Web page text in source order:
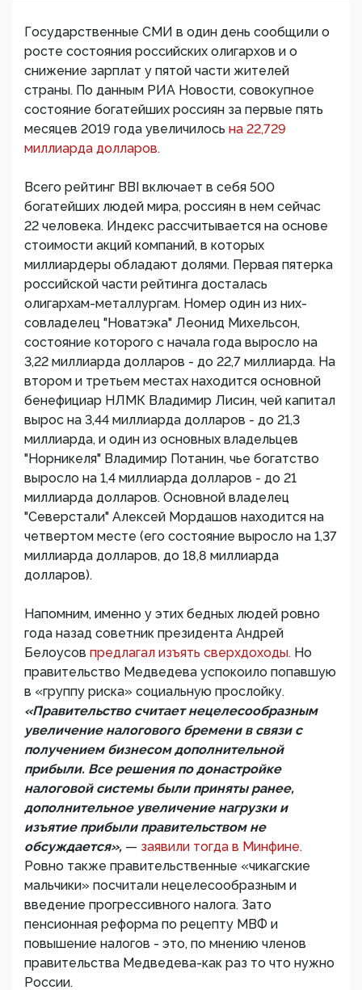
Государственные СМИ в один день сообщили о
росте состояния российских олигархов и о
снижение зарплат у пятой части жителей
страны. По данным РИА Новости, совокупное
состояние богатейших россиян за первые пять
месяцев 2019 года увеличилось на 22,729
миллиарда долларов.
Всего рейтинг BBI включает в себя 500
богатейших людей мира, россиян в нем сейчас
22 человека. Индекс рассчитывается на основе
стоимости акций компаний, в которых
миллиардеры обладают долями. Первая пятерка
российской части рейтинга досталась
олигархам-металлургам. Номер один из них-
совладелец "Новатэка" Леонид Михельсон,
состояние которого с начала года выросло на
3,22 миллиарда долларов - до 22,7 миллиарда. На
втором и третьем местах находится основной
бенефициар НЛМК Владимир Лисин, чей капитал
вырос на 3,44 миллиарда долларов - до 21,3
миллиарда, и один из основных владельцев
"Норникеля" Владимир Потанин, чье богатство
выросло на 1,4 миллиарда долларов - до 21
миллиарда долларов. Основной владелец
"Северстали" Алексей Мордашов находится на
четвертом месте (его состояние выросло на 1,37
миллиарда долларов, до 18,8 миллиарда
долларов).
Напомним, именно у этих бедных людей ровно
года назад советник президента Андрей
Белоусов предлагал изъять сверхдоходы. Но
правительство Медведева успокоило попавшую
в «группу риска» социальную прослойку.
«Правительство считает нецелесообразным
увеличение налогового бремени в связи с
получением бизнесом дополнительной
прибыли. Все решения по донастройке
налоговой системы были приняты ранее,
дополнительное увеличение нагрузки и
изъятие прибыли правительством не
обсуждается», — заявили тогда в Минфине.
Ровно также правительственные «чикагские
мальчики» посчитали нецелесообразным и
введение прогрессивного налога. Зато
пенсионная реформа по рецепту МВФ и
повышение налогов - это, по мнению членов
правительства Медведева-как раз то что нужно
России.